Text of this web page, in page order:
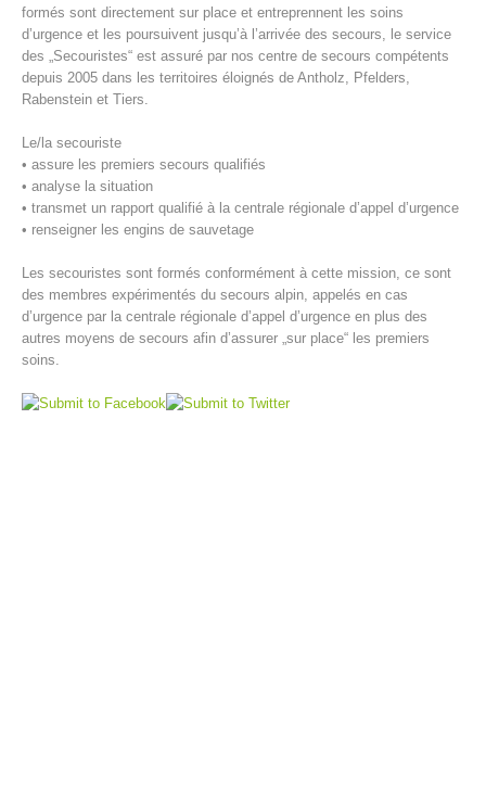
Centres de secours
formés sont directement sur place et entreprennent les soins
d’urgence et les poursuivent jusqu’à l’arrivée des secours, le service
des „Secouristes“ est assuré par nos centre de secours compétents
depuis 2005 dans les territoires éloignés de Antholz, Pfelders,
Rabenstein et Tiers.
Le/la secouriste
• assure les premiers secours qualifiés
• analyse la situation
• transmet un rapport qualifié à la centrale régionale d’appel d’urgence
• renseigner les engins de sauvetage
Les secouristes sont formés conformément à cette mission, ce sont
des membres expérimentés du secours alpin, appelés en cas
d’urgence par la centrale régionale d’appel d’urgence en plus des
autres moyens de secours afin d’assurer „sur place“ les premiers
soins.